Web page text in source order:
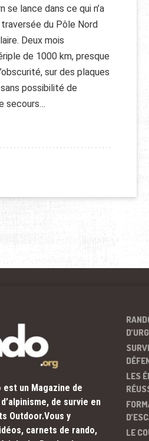
se lance dans ce qui n’a
du Pôle Nord
Deux mois
de 1000 km, presque
sur des plaques
possibilité de
secours…
AU PÔLE NORD : ENTRETIEN
est un Magazine de
de survie en
Outdoor.Vous y
carnets de rando,
LES
LE